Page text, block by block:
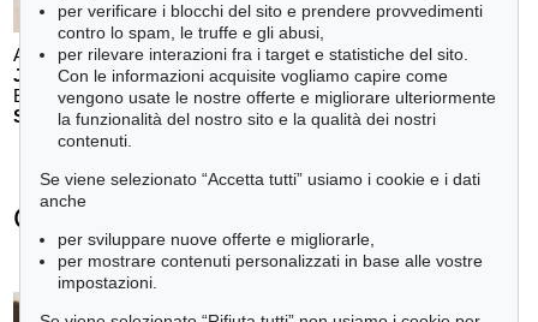
Auction 610 - Lot 426000297
JOHANN WOLFGANG VON GOETHE
Eigenhändiges Schriftstück, 1796
Stima:€ 3,000
Carl Spitzweg - Ogetti venduti
tute le offerte
per verificare i blocchi del sito e prendere provvedimenti
contro lo spam, le truffe e gli abusi,
per rilevare interazioni fra i target e statistiche del sito.
Con le informazioni acquisite vogliamo capire come
vengono usate le nostre offerte e migliorare ulteriormente
la funzionalità del nostro sito e la qualità dei nostri
contenuti.
Se viene selezionato “Accetta tutti” usiamo i cookie e i dati
anche
per sviluppare nuove offerte e migliorarle,
per mostrare contenuti personalizzati in base alle vostre
impostazioni.